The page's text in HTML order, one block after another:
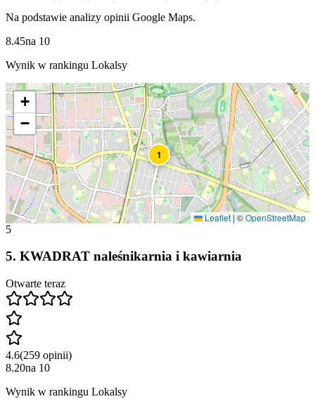
Na podstawie analizy opinii Google Maps.
8.45na 10
Wynik w rankingu Lokalsy
1
+
−
Leaflet | ©OpenStreetMap
5
5. KWADRAT naleśnikarnia i kawiarnia
Otwarte teraz
4.6(259 opinii)
8.20na 10
Wynik w rankingu Lokalsy